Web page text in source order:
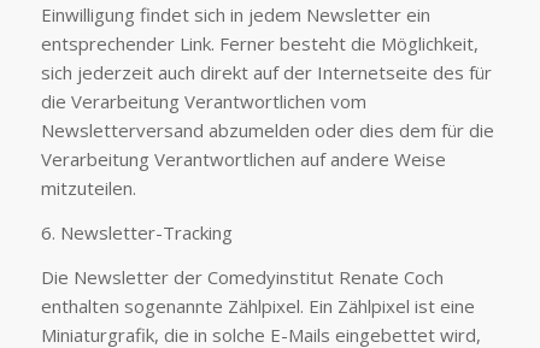
Einwilligung findet sich in jedem Newsletter ein
entsprechender Link. Ferner besteht die Möglichkeit,
sich jederzeit auch direkt auf der Internetseite des für
die Verarbeitung Verantwortlichen vom
Newsletterversand abzumelden oder dies dem für die
Verarbeitung Verantwortlichen auf andere Weise
mitzuteilen.
6. Newsletter-Tracking
Die Newsletter der Comedyinstitut Renate Coch
enthalten sogenannte Zählpixel. Ein Zählpixel ist eine
Miniaturgrafik, die in solche E-Mails eingebettet wird,